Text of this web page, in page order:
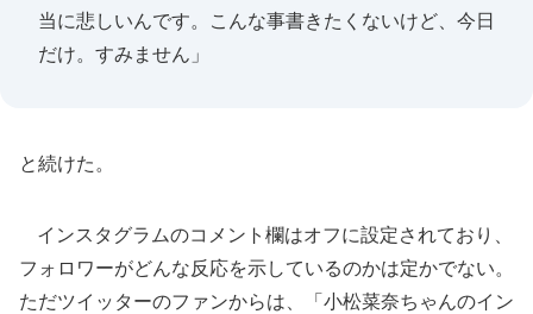
当に悲しいんです。こんな事書きたくないけど、今日
だけ。すみません」
と続けた。
インスタグラムのコメント欄はオフに設定されており、
フォロワーがどんな反応を示しているのかは定かでない。
ただツイッターのファンからは、「小松菜奈ちゃんのイン